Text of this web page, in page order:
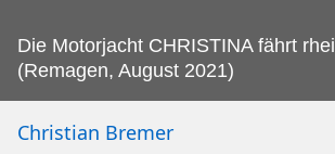
Die Motorjacht CHRISTINA fährt
(Remagen, August 2021)
Christian Bremer